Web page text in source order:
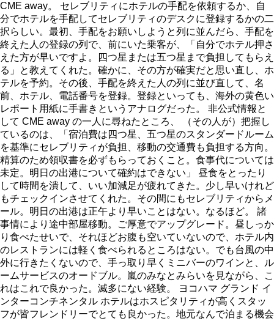
CME away。 セレブリティにホテルの手配を依頼するか、自
分でホテルを手配してセレブリティのデスクに登録するかの二
択らしい。最初、手配をお願いしようと列に並んだら、手配を
終えた人の登録の列で、前にいた乗客が、「自分でホテル押さ
えた方が早いですよ。四つ星または五つ星まで負担してもらえ
る」と教えてくれた。確かに、その方が確実だと思い直し、ホ
テルを予約。その後、手配を終えた人の列に並び直して、名
前、ホテル、電話番号を登録。登録といっても、海外の黄色い
レポート用紙に手書きというアナログだった。 非公式情報と
して CME away の一人に尋ねたところ、 （その人が）把握し
ているのは、「宿泊費は四つ星、五つ星のスタンダードルーム
を基準にセレブリティが負担、移動の交通費も負担する方向。
精算のため領収書を必ずもらっておくこと。食事代については
未定。明日の出港について確約はできない」 昼食をとったり
して時間を潰して、いい加減足が疲れてきた。少し早いけれど
もチェックインさせてくれた。その間にもセレブリティからメ
ール。明日の出港は正午より早いことはない。なるほど。 諸
事情により途中部屋移動。ご厚意でアップグレード。昼しっか
り食べたせいで、それほどお腹も空いていないので、ホテル内
のレストランには軽く食べられるところはない。でも台風の中
外に行きたくないので、手っ取り早くミニバーのワインと、ル
ームサービスのオードブル。嵐のみなとみらいを見ながら、こ
れはこれで良かった。滅多にない経験。 ヨコハマ グランド イ
ンターコンチネンタル ホテルはホスピタリティが高くスタッ
フが皆フレンドリーでとても良かった。地元なんで泊まる機会